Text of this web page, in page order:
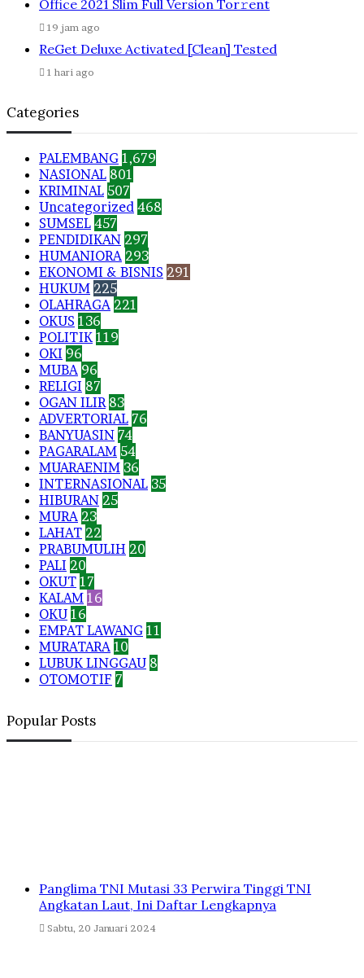
Office 2021 Slim Full Version Tor𝚛ent
19 jam ago
ReGet Deluxe Activated [Clean] Tested
1 hari ago
Categories
PALEMBANG 1,679
NASIONAL 801
KRIMINAL 507
Uncategorized 468
SUMSEL 457
PENDIDIKAN 297
HUMANIORA 293
EKONOMI & BISNIS 291
HUKUM 225
OLAHRAGA 221
OKUS 136
POLITIK 119
OKI 96
MUBA 96
RELIGI 87
OGAN ILIR 83
ADVERTORIAL 76
BANYUASIN 74
PAGARALAM 54
MUARAENIM 36
INTERNASIONAL 35
HIBURAN 25
MURA 23
LAHAT 22
PRABUMULIH 20
PALI 20
OKUT 17
KALAM 16
OKU 16
EMPAT LAWANG 11
MURATARA 10
LUBUK LINGGAU 8
OTOMOTIF 7
Popular Posts
Panglima TNI Mutasi 33 Perwira Tinggi TNI
Angkatan Laut, Ini Daftar Lengkapnya
Sabtu, 20 Januari 2024